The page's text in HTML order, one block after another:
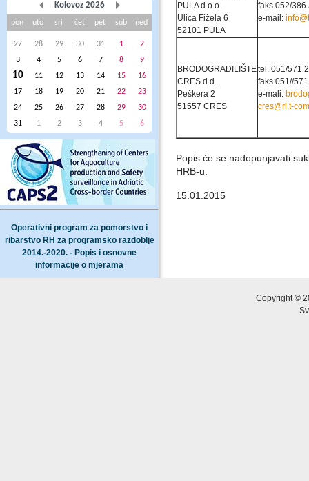
Kolovoz 2026
pon uto sri čet pet sub ned
27 28 29 30 31 1
2
3
4 5 6 7 8 9
10 11 12 13 14 15
16
17
18 19 20 21 22
23
24
25 26 27 28 29
30
31
1 2 3 4 5 6
Operativni program za pomorstvo i
ribarstvo RH za programsko razdoblje
2014.-2020. - Popis i osnovne
informacije o mjerama
PULA d.o.o.
Ulica Fižela 6
52101 PULA
faks 052/386
e-mail:
BRODOGRADILIŠTE
CRES d.d.
Peškera 2
51557 CRES
tel. 051/571
faks 051//
e-mali:
cres@ri.t-
Popis će se nadopunjavati
HRB-u.
15.01.2015
Copyright ©